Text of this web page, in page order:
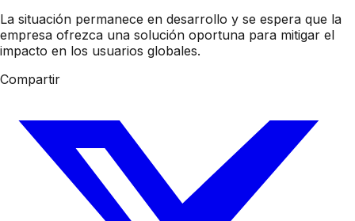
La situación permanece en desarrollo y se espera que la
empresa ofrezca una solución oportuna para mitigar el
impacto en los usuarios globales.
Compartir